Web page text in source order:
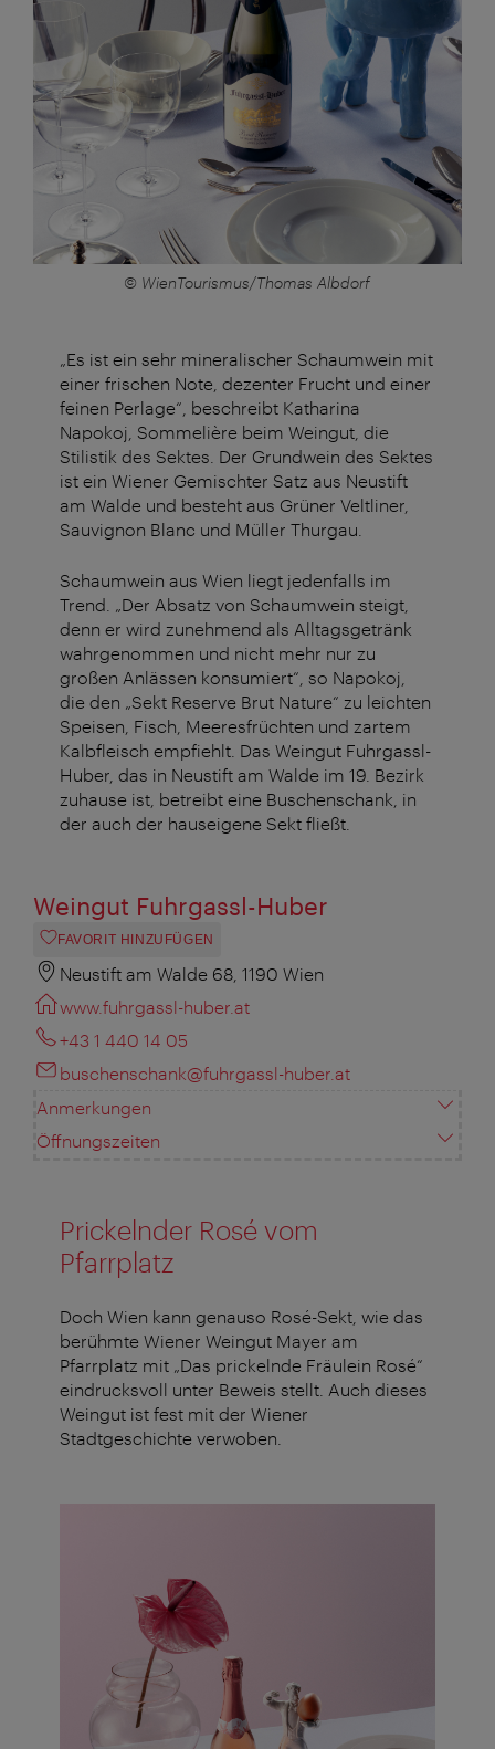
© WienTourismus/Thomas Albdorf
„Es ist ein sehr mineralischer Schaumwein mit
einer frischen Note, dezenter Frucht und einer
feinen Perlage“, beschreibt Katharina
Napokoj , Sommelière beim Weingut, die
Stilistik des Sektes. Der Grundwein des Sektes
ist ein Wiener Gemischter Satz aus Neustift
am Walde und besteht aus Grüner Veltliner,
Sauvignon Blanc und Müller Thurgau
Schaumwein aus Wien liegt jedenfalls im
Trend. „Der Absatz von Schaumwein steigt,
denn er wird zunehmend als Alltagsgetränk
wahrgenommen und nicht mehr nur zu
großen Anlässen konsumiert“, so Napokoj
die den „Sekt Reserve Brut Nature“ zu leichten
Speisen, Fisch, Meeresfrüchten und zartem
Kalbfleisch empfiehlt. Das Weingut Fuhrgassl-
Huber, das in Neustift am Walde im 19. Bezirk
zuhause ist, betreibt eine Buschenschank , in
der auch der hauseigene Sekt fließt.
Weingut Fuhrgassl-Huber
FAVORIT HINZUFÜGEN
Neustift am Walde 68, 1190 Wien
www.fuhrgassl-huber.at
+43 1 440 14 05
buschenschank@fuhrgassl-huber.at
Anmerkungen
Öffnungszeiten
Prickelnder Rosé vom
Pfarrplatz
Doch Wien kann genauso Rosé-Sekt, wie das
berühmte Wiener Weingut Mayer am
Pfarrplatz mit „Das prickelnde Fräulein Rosé“
eindrucksvoll unter Beweis stellt. Auch dieses
Weingut ist fest mit der Wiener
Stadtgeschichte verwoben.